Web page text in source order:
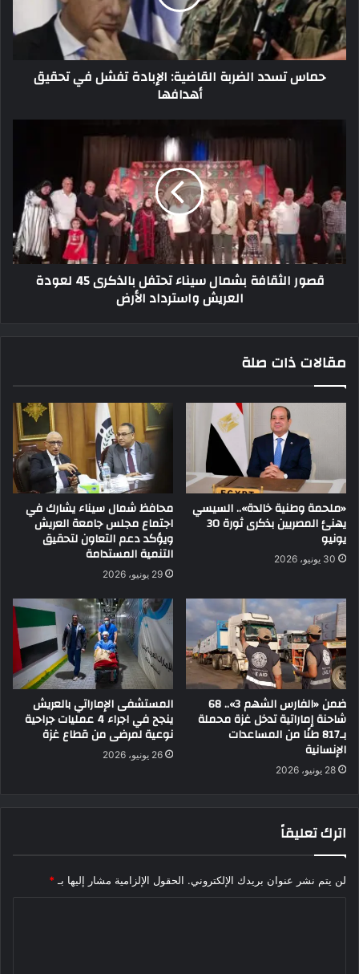
حماس تسدد الضربة القاضية: الإبادة تفشل في تحقيق
أهدافها
قصور الثقافة بشمال سيناء تحتفل بالذكرى 45 لعودة
العريش واسترداد الأرض
مقالات ذات صلة
«ملحمة وطنية خالدة».. السيسي
يهنئ المصريين بذكرى ثورة 30
يونيو
30 يونيو، 2026
محافظ شمال سيناء يشارك في
اجتماع مجلس جامعة العريش
ويؤكد دعم التعاون لتحقيق
التنمية المستدامة
29 يونيو، 2026
ضمن «الفارس الشهم 3».. 68
شاحنة إماراتية تدخل غزة محملة
بـ817 طنًا من المساعدات
الإنسانية
28 يونيو، 2026
المستشفى الإماراتي بالعريش
ينجح في اجراء 4 عمليات جراحية
نوعية لمرضى من قطاع غزة
26 يونيو، 2026
اترك تعليقاً
لن يتم نشر عنوان بريدك الإلكتروني. الحقول الإلزامية مشار إليها بـ *